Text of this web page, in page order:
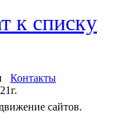
к списку
Контакты
сайтов.